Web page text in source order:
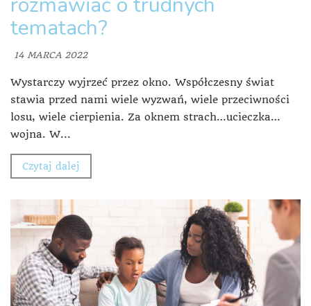
tematach?
14 MARCA 2022
Wystarczy wyjrzeć przez okno. Współczesny świat
stawia przed nami wiele wyzwań, wiele przeciwności
losu, wiele cierpienia. Za oknem strach…ucieczka…
wojna. W...
Czytaj dalej